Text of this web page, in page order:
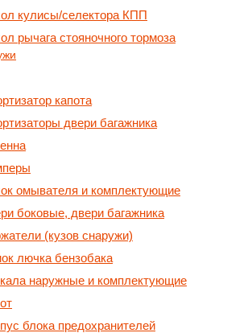
кулисы/селектора КПП
рычага стояночного тормоза
капота
двери багажника
омывателя и комплектующие
боковые, двери багажника
(кузов снаружи)
лючка бензобака
наружные и комплектующие
блока предохранителей